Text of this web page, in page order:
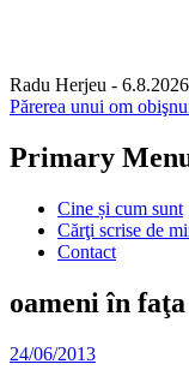
Radu Herjeu - 6.8.2026
Părerea unui om
Primary
Skip
content
Cine și cum sunt
Cărţi scrise de
Contact
oameni în
24/06/2013